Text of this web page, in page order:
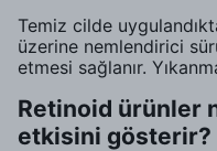
Temiz cilde
üzerine nemlendirici
etmesi sağlanır.
Retinoid ürünler
etkisini gösterir?